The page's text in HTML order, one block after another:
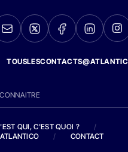
QUI, C'EST QUOI ?
/
/ CONTACT